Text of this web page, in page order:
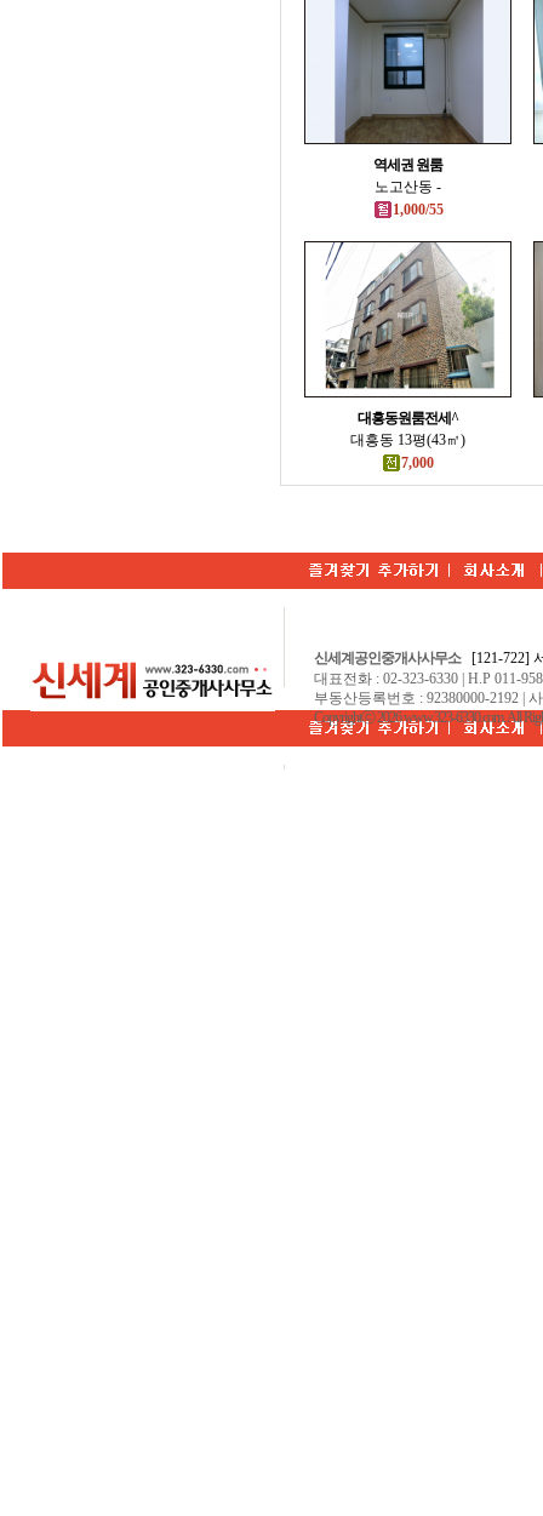
역세권 원룸
노고산동 -
1,000/55
대흥동원룸전세^
대흥동 13평(43㎡)
7,000
신세계공인중개사사무소[121-722]
대표전화 : 02-323-6330 | H.P 011-
부동산등록번호 : 92380000-2192 |
Copyrightⓒ 2026 www.323-6330.com. All